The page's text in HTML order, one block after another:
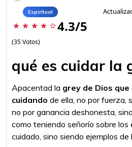
Espiritual
star star star star star_border 4.3/5
(35 Votos)
qué es cuidar la
Apacentad la grey de Dios que
cuidando de ella, no por fuerza,
no por ganancia deshonesta,
como teniendo señorío sobre los
cuidado, sino siendo ejemplos de